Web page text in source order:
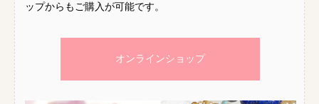
ップからもご購入が可能です。
オンラインショップ